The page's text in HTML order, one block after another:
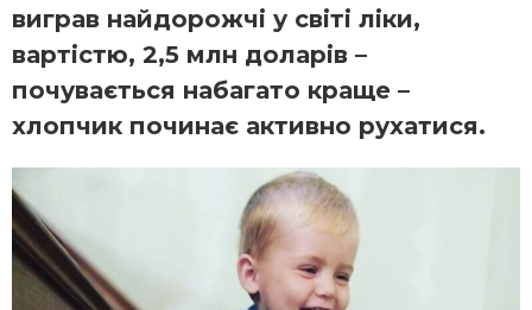
виграв найдорожчі у світі ліки,
вартістю, 2,5 млн доларів –
почувається набагато краще –
хлопчик починає активно рухатися.